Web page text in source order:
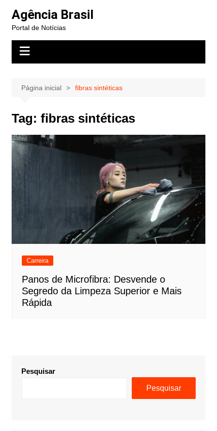
para
conteúdo
Agência Brasil
Portal de Notícias
Página inicial fibras sintéticas
Tag: fibras sintéticas
Carreira
Panos de Microfibra: Desvende o
Segredo da Limpeza Superior e Mais
Rápida
Pesquisar
Pesquisar